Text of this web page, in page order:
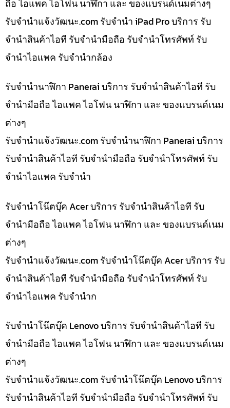
ถือ ไอแพค ไอโฟน นาฬิกา และ ของแบรนด์เนมต่างๆ
รับจํานําแจ้งวัฒนะ.com รับจำนำ iPad Pro บริการ รับ
จำนำสินค้าไอที รับจำนำมือถือ รับจำนำโทรศัพท์ รับ
จำนำไอแพค รับจำนำกล้อง
รับจำนำนาฬิกา Panerai บริการ รับจำนำสินค้าไอที รับ
จำนำมือถือ ไอแพค ไอโฟน นาฬิกา และ ของแบรนด์เนม
ต่างๆ
รับจํานําแจ้งวัฒนะ.com รับจำนำนาฬิกา Panerai บริการ
รับจำนำสินค้าไอที รับจำนำมือถือ รับจำนำโทรศัพท์ รับ
จำนำไอแพค รับจำนำ
รับจำนำโน๊ตบุ๊ค Acer บริการ รับจำนำสินค้าไอที รับ
จำนำมือถือ ไอแพค ไอโฟน นาฬิกา และ ของแบรนด์เนม
ต่างๆ
รับจํานําแจ้งวัฒนะ.com รับจำนำโน๊ตบุ๊ค Acer บริการ รับ
จำนำสินค้าไอที รับจำนำมือถือ รับจำนำโทรศัพท์ รับ
จำนำไอแพค รับจำนำก
รับจำนำโน๊ตบุ๊ค Lenovo บริการ รับจำนำสินค้าไอที รับ
จำนำมือถือ ไอแพค ไอโฟน นาฬิกา และ ของแบรนด์เนม
ต่างๆ
รับจํานําแจ้งวัฒนะ.com รับจำนำโน๊ตบุ๊ค Lenovo บริการ
รับจำนำสินค้าไอที รับจำนำมือถือ รับจำนำโทรศัพท์ รับ